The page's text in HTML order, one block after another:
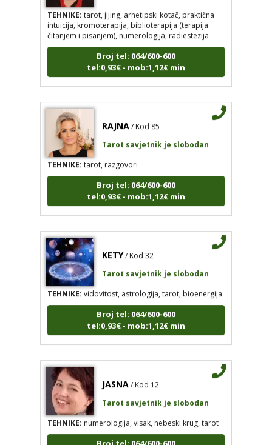
TEHNIKE:tarot, jijing, arhetipski kotač, praktična
intuicija, kromoterapija, biblioterapija (terapija
čitanjem i pisanjem), numerologija, radiestezija
Broj tel: 064/600-600
tel:0,93€ - mob:1,12€ min
TEHNIKE:tarot, razgovori
Broj tel: 064/600-600
tel:0,93€ - mob:1,12€ min
TEHNIKE:vidovitost, astrologija, tarot, bioenergija
Broj tel: 064/600-600
tel:0,93€ - mob:1,12€ min
TEHNIKE:numerologija, visak, nebeski krug, tarot
Broj tel: 064/600-600